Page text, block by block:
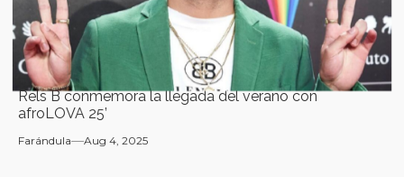
Rels B conmemora la llegada del verano con
afroLOVA 25’
Farándula Aug 4, 2025